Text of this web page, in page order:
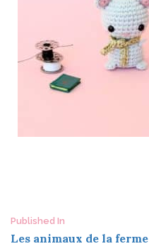
Post
Published In
Les animaux de la ferme